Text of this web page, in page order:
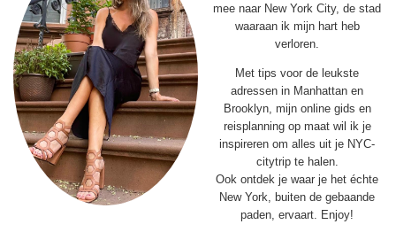
mee naar New York City, de stad
waaraan ik mijn hart heb
verloren.
Met tips voor de leukste
adressen in Manhattan en
Brooklyn, mijn online gids en
reisplanning op maat wil ik je
inspireren om alles uit je NYC-
citytrip te halen.
Ook ontdek je waar je het échte
New York, buiten de gebaande
paden, ervaart. Enjoy!